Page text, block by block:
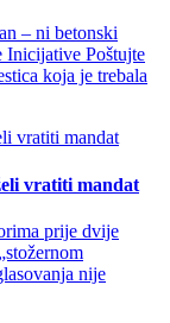
– ni betonski
Inicijative Poštujte
koja je trebala
vratiti mandat
prije dvije
nije